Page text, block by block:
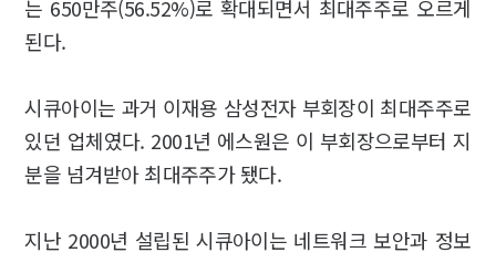
는 650만주(56.52%)로 확대되면서 최대주주로 오르게
된다.
시큐아이는 과거 이재용 삼성전자 부회장이 최대주주로
있던 업체였다. 2001년 에스원은 이 부회장으로부터 지
분을 넘겨받아 최대주주가 됐다.
지난 2000년 설립된 시큐아이는 네트워크 보안과 정보